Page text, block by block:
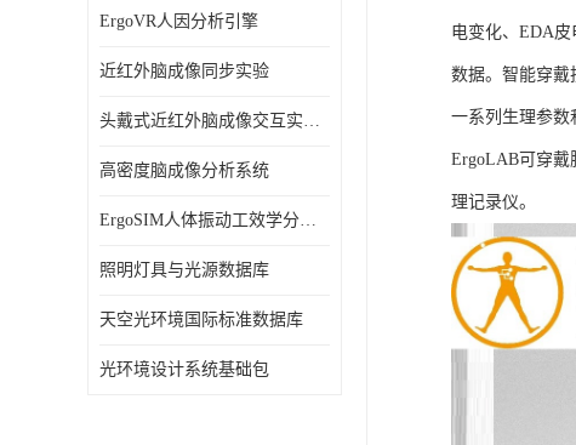
ErgoVR人因分析引擎
近红外脑成像同步实验
头戴式近红外脑成像交互实验室
高密度脑成像分析系统
ErgoSIM人体振动工效学分析系统
照明灯具与光源数据库
天空光环境国际标准数据库
光环境设计系统基础包
电变化、EDA
数据。智能穿戴
一系列生理参数
ErgoLAB可穿戴
理记录仪。